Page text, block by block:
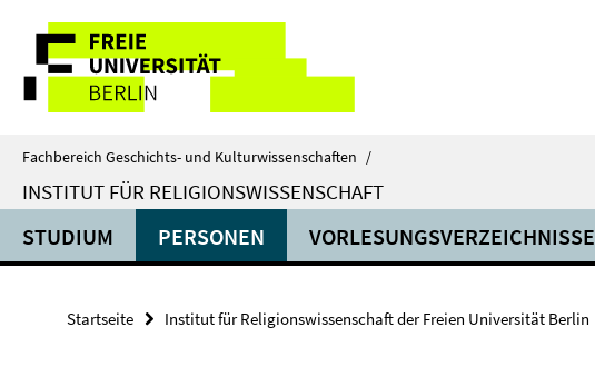
direkt
Inhalt
Service-
Navigation
Fachbereich Geschichts- und Kulturwissenschaften /
INSTITUT FÜR RELIGIONSWISSENSCHAFT
STUDIUM PERSONEN VORLESUNGSVERZEICHNISSE
Startseite Institut für Religionswissenschaft der Freien Universität Berlin